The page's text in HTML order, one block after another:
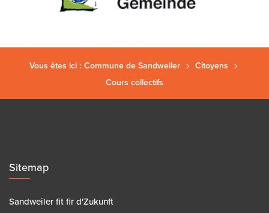
Vous êtes ici : Commune de Sandweiler
Citoyens
Cours collectifs
Sitemap
Sandweiler fit fir d'Zukunft